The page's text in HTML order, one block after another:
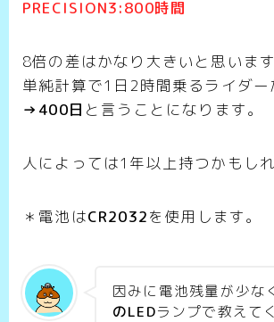
PRECISION3:800時間
8倍の差はかなり大きいと思います
単純計算で1日2時間乗るライダー
→400日 と言うことになります。
人によっては1年以上持つかもしれ
＊電池はCR2032を使用します。
因みに電池残量が少な
のLEDランプで教えて